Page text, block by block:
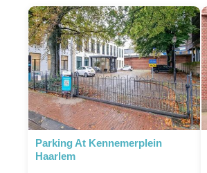
P
Parking At Kennemerplein
Haarlem